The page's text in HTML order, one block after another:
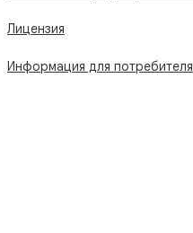
Лицензия
Информация для потребителя